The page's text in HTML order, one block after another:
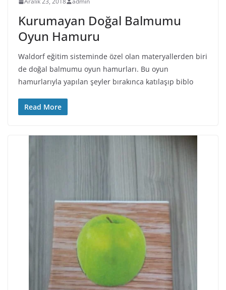
Kurumayan Doğal Balmumu
Oyun Hamuru
Waldorf eğitim sisteminde özel olan materyallerden biri
de doğal balmumu oyun hamurları. Bu oyun
hamurlarıyla yapılan şeyler bırakınca katılaşıp biblo
Read More